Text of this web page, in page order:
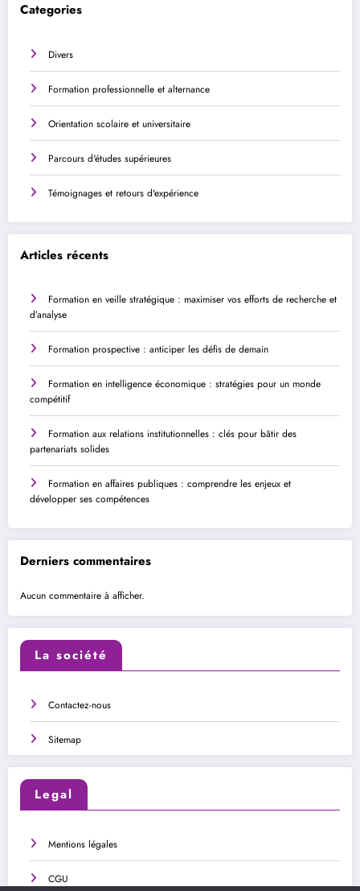
Categories
Divers
Formation professionnelle et alternance
Orientation scolaire et universitaire
Parcours d'études supérieures
Témoignages et retours d'expérience
Articles récents
Formation en veille stratégique : maximiser vos efforts de recherche et
d’analyse
Formation prospective : anticiper les défis de demain
Formation en intelligence économique : stratégies pour un monde
compétitif
Formation aux relations institutionnelles : clés pour bâtir des
partenariats solides
Formation en affaires publiques : comprendre les enjeux et
développer ses compétences
Derniers commentaires
Aucun commentaire à afficher.
La société
Contactez-nous
Sitemap
Legal
Mentions légales
CGU